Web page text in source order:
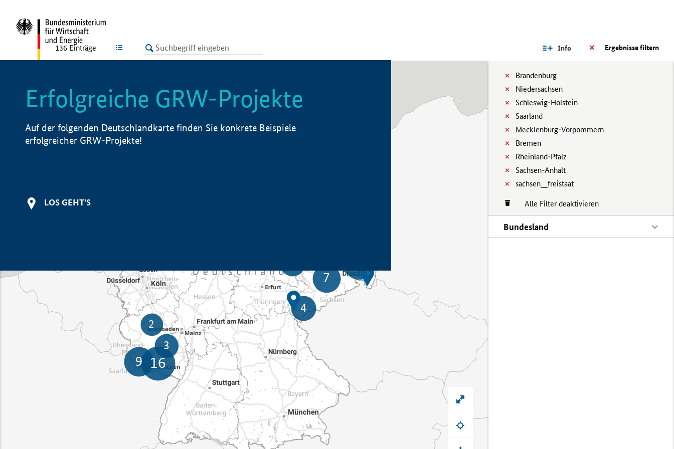
LISTE Ergebnisse filtern
Info
Brandenburg
Niedersachsen
Schleswig-Holstein
Saarland
Mecklenburg-Vorpommern
Bremen
Rheinland-Pfalz
Sachsen-Anhalt
sachsen__freistaat
Alle Filter deaktivieren
Bundesland
136 Einträge
Erfolgreiche GRW-Projekte
Auf der folgenden Deutschlandkarte finden Sie konkrete Beispiele
erfolgreicher GRW-Projekte!
LOS GEHT'S